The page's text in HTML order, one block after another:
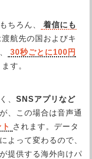
ちろん、
着信にも
航先の国およびキ
30秒ごとに100円
す。
、 SNSアプリなど
、この場合は音声通
されます。データ
よって変わるので、
提供する海外向けパ